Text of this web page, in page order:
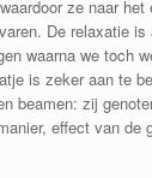
ze naar
De relaxatie is
waarna we toch
is zeker aan te
beamen: zij
effect van de